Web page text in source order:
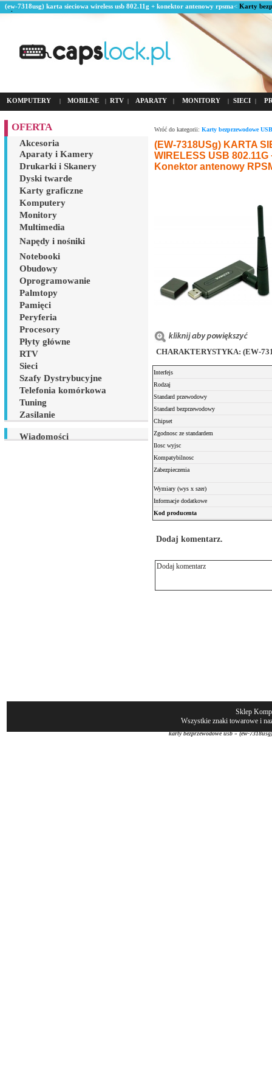
(ew-7318usg) karta sieciowa wireless usb 802.11g + konektor antenowy rpsma< Karty
usb<
KOMPUTERY | MOBILNE | RTV | APARATY | MONITORY | SIECI |
OFERTA
Akcesoria
Aparaty i Kamery
Drukarki i Skanery
Dyski twarde
Karty graficzne
Komputery
Monitory
Multimedia
Napędy i nośniki
Notebooki
Obudowy
Oprogramowanie
Palmtopy
Pamięci
Peryferia
Procesory
Płyty główne
RTV
Sieci
Szafy Dystrybucyjne
Telefonia komórkowa
Tuning
Zasilanie
Wiadomości
Wróć do kategorii: Karty bezprzewodowe USB
(EW-7318USg) KARTA
WIRELESS USB 802.11G
Konektor antenowy
CHARAKTERYSTYKA: (EW-
Interfejs
Rodzaj
Standard przewodowy
Standard bezprzewodowy
Chipset
Zgodnosc ze standardem
Ilosc wyjsc
Kompatybilnosc
Zabezpieczenia
Wymiary (wys x szer)
Informacje dodatkowe
Kod producenta
Dodaj komentarz.
Sklep
Wszystkie znaki towarowe i
karty bezprzewodowe usb»(ew-